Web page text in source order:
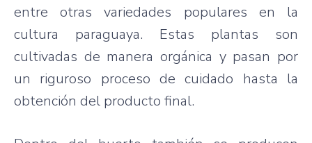
entre otras variedades populares en la
cultura paraguaya. Estas plantas son
cultivadas de manera orgánica y pasan por
un riguroso proceso de cuidado hasta la
obtención del producto final.